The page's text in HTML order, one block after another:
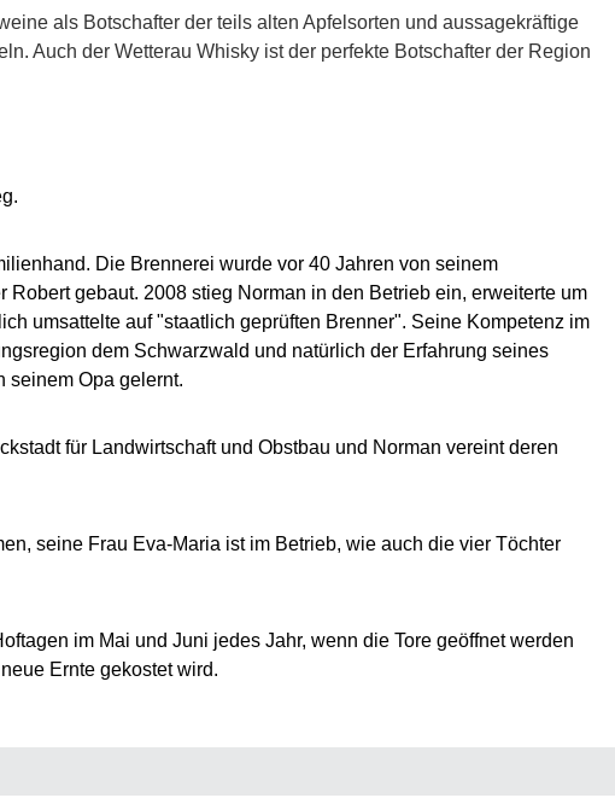
als Botschafter der teils alten Apfelsorten und aussagekräftige
Auch der Wetterau Whisky ist der perfekte Botschafter der Region
Die Brennerei wurde vor 40 Jahren von seinem
gebaut. 2008 stieg Norman in den Betrieb ein, erweiterte um
umsattelte auf "staatlich geprüften Brenner". Seine Kompetenz im
dem Schwarzwald und natürlich der Erfahrung seines
seinem Opa gelernt.
für Landwirtschaft und Obstbau und Norman vereint deren
seine Frau Eva-Maria ist im Betrieb, wie auch die vier Töchter
im Mai und Juni jedes Jahr, wenn die Tore geöffnet werden
Ernte gekostet wird.